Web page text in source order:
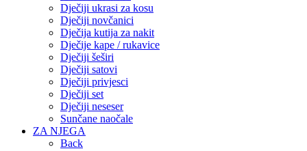
Dječiji ukrasi za kosu
Dječiji novčanici
Dječija kutija za nakit
Dječije kape / rukavice
Dječiji šeširi
Dječiji satovi
Dječiji privjesci
Dječiji set
Dječiji neseser
Sunčane naočale
ZA NJEGA
Back